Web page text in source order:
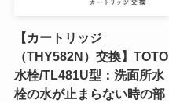
【カートリッジ
（THY582N）交換】TOTO
水栓/TL481U型：洗面所水
栓の水が止まらない時の部